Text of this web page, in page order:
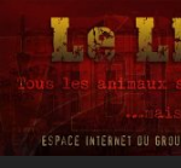
Aller
contenu
principal
Aller
contenu
secondaire
Le